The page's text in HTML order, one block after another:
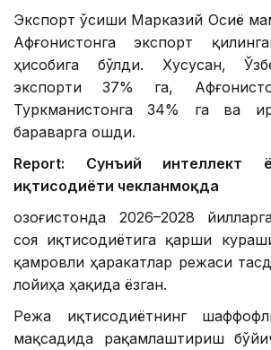
Экспорт ўсиши Марказий Осиё
Афғонистонга экспорт
ҳисобига бўлди. Хусусан,
экспорти 37% га,
Туркманистонга 34% га ва
бараварга ошди.
Report: Сунъий интеллект
иқтисодиёти чекланмоқда
Қозоғистонда 2026–2028
соя иқтисодиётига қарши
қамровли ҳаракатлар режаси
лойиҳа ҳақида ёзган.
Режа иқтисодиётнинг
мақсадида рақамлаштириш